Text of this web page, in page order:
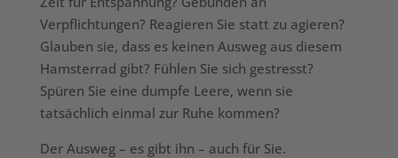
Verpflichtungen? Reagieren Sie statt zu agieren?
Glauben sie, dass es keinen Ausweg aus diesem
Hamsterrad gibt? Fühlen Sie sich gestresst?
Spüren Sie eine dumpfe Leere, wenn sie
tatsächlich einmal zur Ruhe kommen?
Der Ausweg – es gibt ihn – auch für Sie.